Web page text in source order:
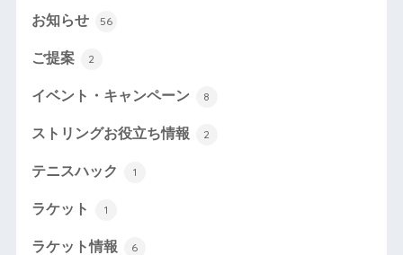
お知らせ 56
ご提案 2
イベント・キャンペーン 8
ストリングお役立ち情報 2
テニスハック 1
ラケット 1
ラケット情報 6